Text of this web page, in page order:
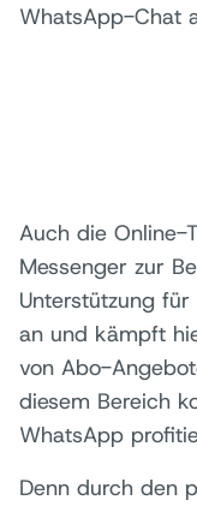
WhatsApp-Chat
Auch die Online-
Messenger zur
Unterstützung
an und kämpft
von Abo-
diesem Bereich
WhatsApp
Denn durch den